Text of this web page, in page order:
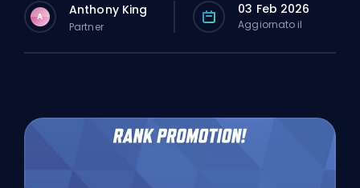
A Anthony King
Partner
03 Feb 2026
Aggiornato il